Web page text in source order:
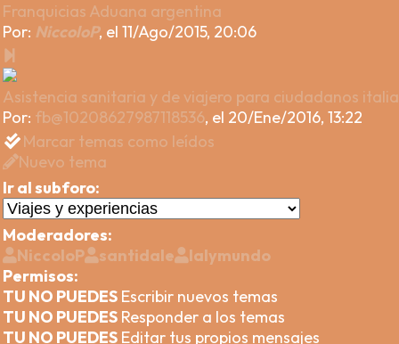
Franquicias Aduana argentina
Por: NiccoloP, el 11/Ago/2015, 20:06
Asistencia sanitaria y de viajero para ciudadanos
Por: fb@10208627987118536, el 20/Ene/2016, 13:22
Marcar temas como leídos
Nuevo tema
Ir al subforo:
Moderadores:
NiccoloP
santidale
lalymundo
Permisos:
TU NO PUEDES Escribir nuevos temas
TU NO PUEDES Responder a los temas
TU NO PUEDES Editar tus propios mensajes